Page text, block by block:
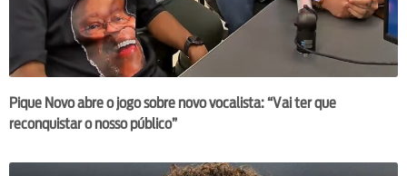
Pique Novo abre o jogo sobre novo vocalista: “Vai ter que
reconquistar o nosso público”